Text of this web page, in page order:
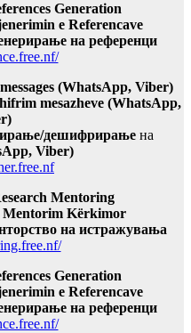
Generation
e Referencave
на референци
(WhatsApp, Viber)
mesazheve (WhatsApp,
дешифрирањена
Viber)
Mentoring
Mentorim Kërkimor
на истражувања
Generation
e Referencave
на референци